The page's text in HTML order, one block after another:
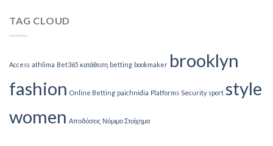
TAG CLOUD
Access athlima Bet365 κατάθεση betting bookmaker brooklyn
fashion Online Betting paichnidia Platforms Security sport style
women Αποδόσεις Νόμιμο Στοίχημα